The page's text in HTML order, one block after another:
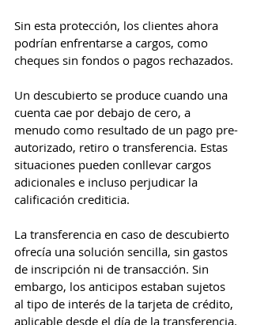
Sin esta protección, los clientes ahora
podrían enfrentarse a cargos, como
cheques sin fondos o pagos rechazados.
Un descubierto se produce cuando una
cuenta cae por debajo de cero, a
menudo como resultado de un pago pre-
autorizado, retiro o transferencia. Estas
situaciones pueden conllevar cargos
adicionales e incluso perjudicar la
calificación crediticia.
La transferencia en caso de descubierto
ofrecía una solución sencilla, sin gastos
de inscripción ni de transacción. Sin
embargo, los anticipos estaban sujetos
al tipo de interés de la tarjeta de crédito,
aplicable desde el día de la transferencia.